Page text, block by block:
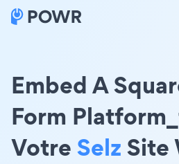
Embed A
Form
VotreSelzSite